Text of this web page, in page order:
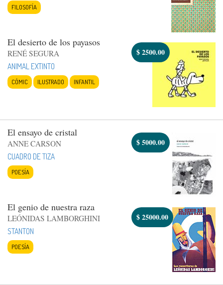
FILOSOFÍA
El desierto de los payasos
RENÉ SEGURA
ANIMAL EXTINTO
CÓMIC ILUSTRADO INFANTIL
$2500.00
El ensayo de cristal
ANNE CARSON
CUADRO DE TIZA
POESÍA
$5000.00
El genio de nuestra raza
LEÓNIDAS LAMBORGHINI
STANTON
POESÍA
$25000.00